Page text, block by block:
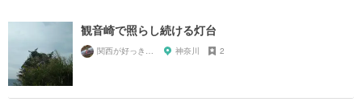
観音崎で照らし続ける灯台
関西が好っきゃねん 神奈川 2